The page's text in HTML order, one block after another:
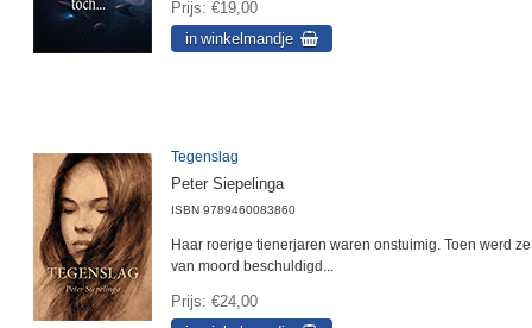
Prijs €19,00
Tegenslag
Peter Siepelinga
ISBN 9789460083860
Haar roerige tienerjaren waren onstuimig. Toen werd ze
van moord beschuldigd...
Prijs €24,00